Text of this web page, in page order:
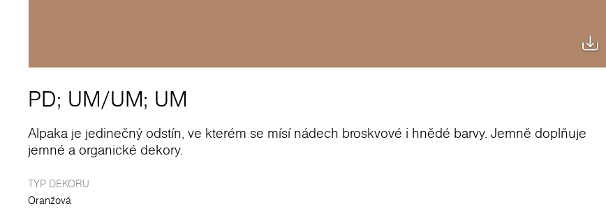
PD; UM/UM; UM
Alpaka je jedinečný odstín, ve kterém se mísí nádech broskvové i hnědé barvy. Jemně doplňuje
jemné a organické dekory.
TYP DEKORU
Oranžová